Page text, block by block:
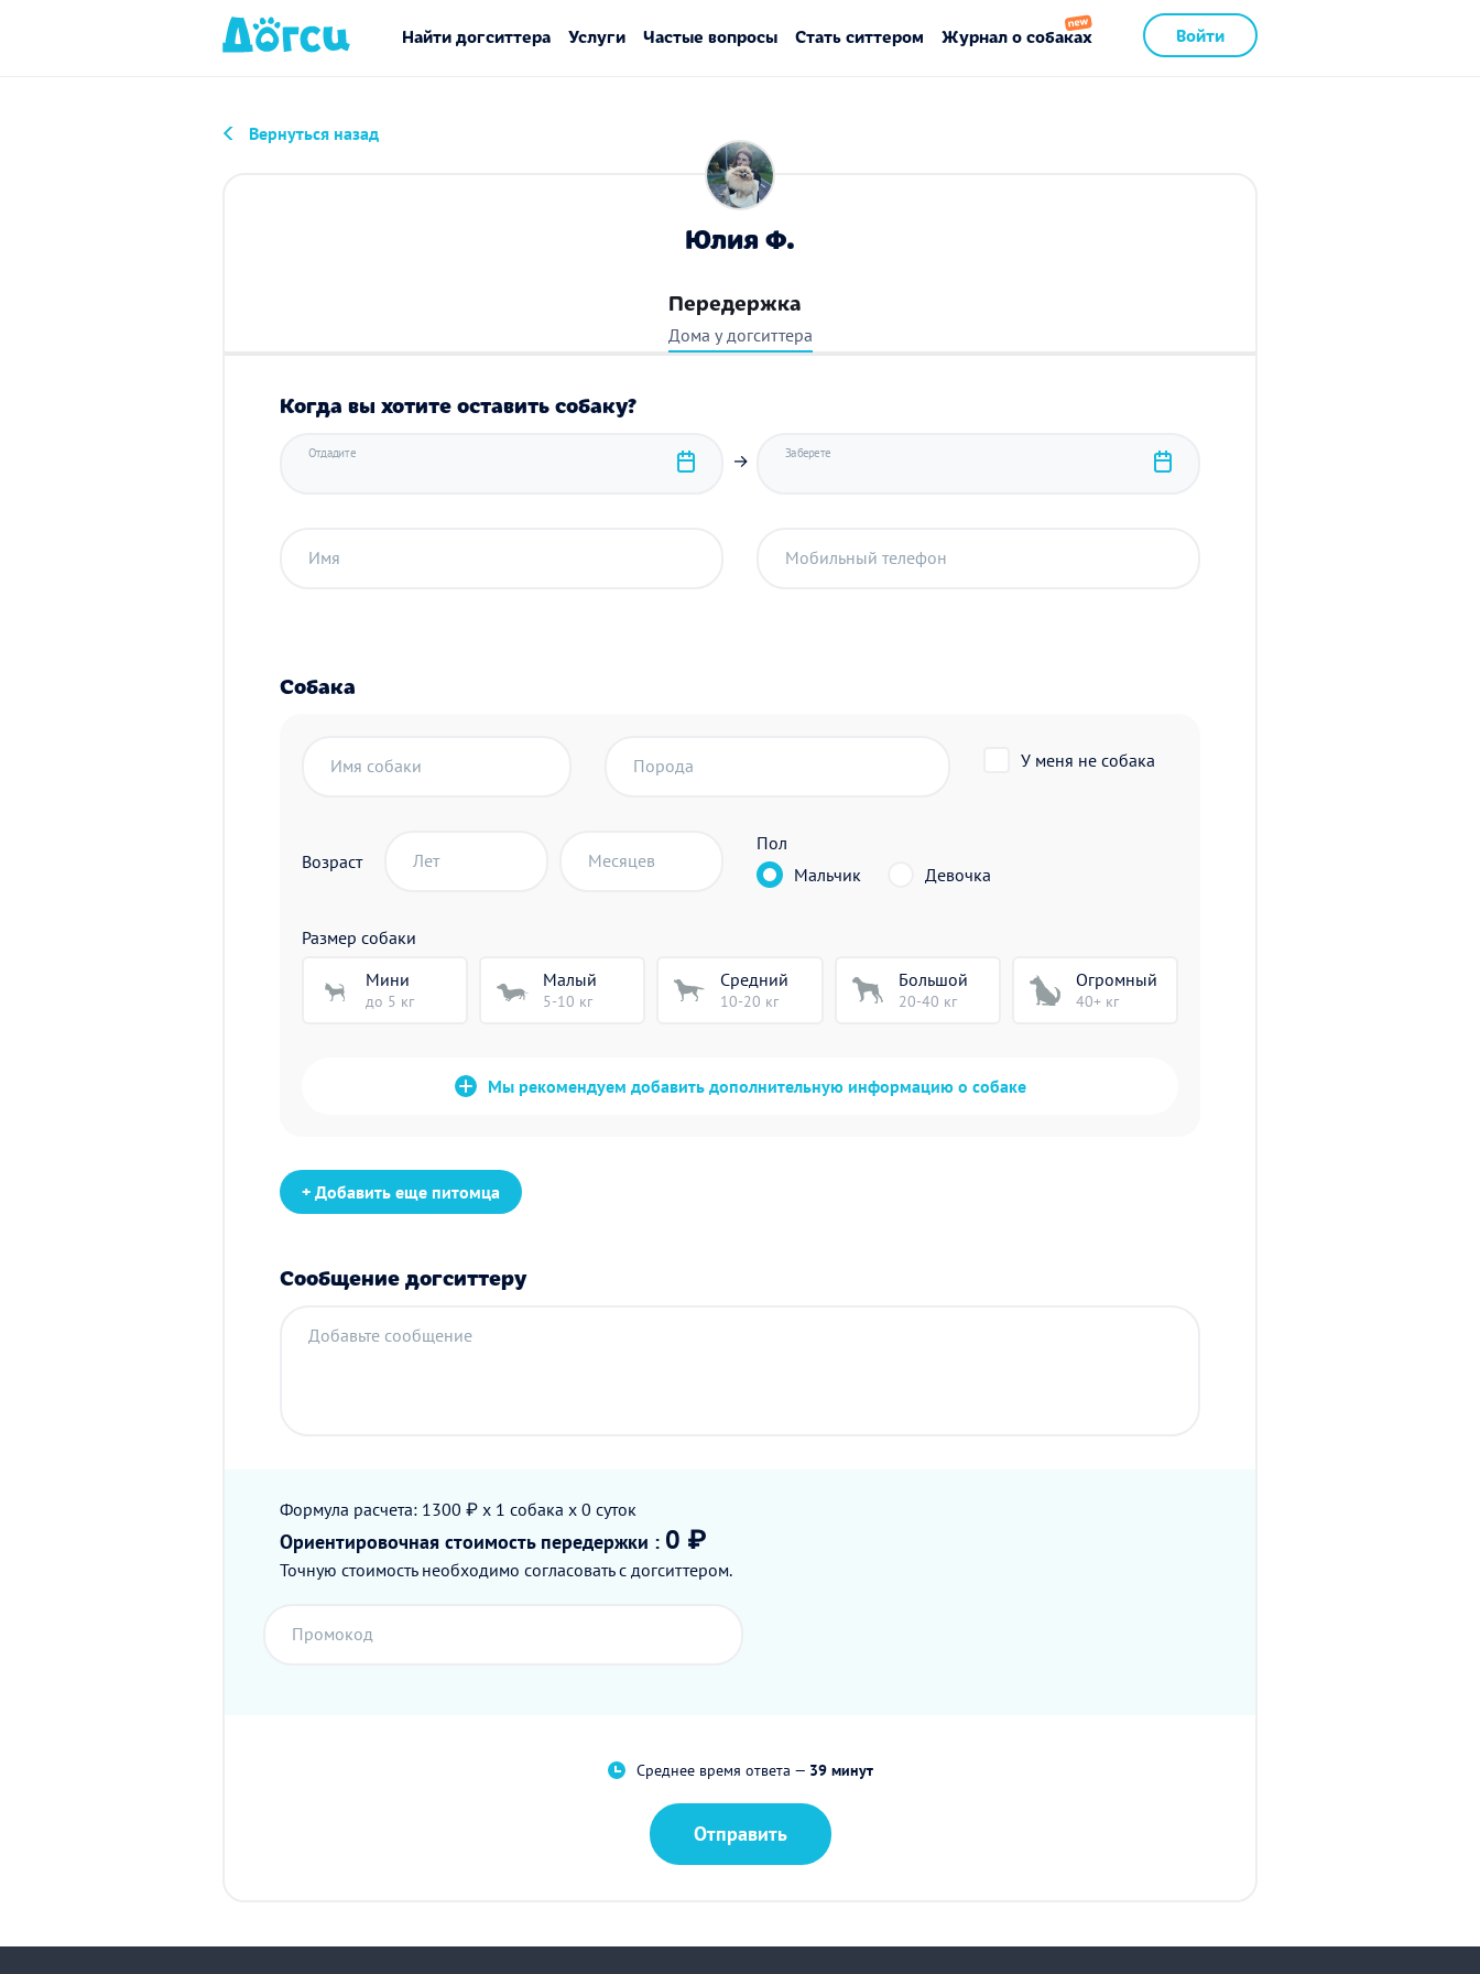
Войти
Найти догситтера Услуги Частые вопросы Стать ситтером Журнал о собаках
Вернуться назад
Юлия Ф.
Передержка
Дома у догситтера
Когда вы хотите оставить собаку?
Отдадите Заберете
Имя Мобильный телефон
Собака
Имя собаки Порода У меня не собака
Возраст Лет Месяцев
Пол
Мальчик
Девочка
Размер собаки
Мини
до 5 кг
Малый
5-10 кг
Средний
10-20 кг
Большой
20-40 кг
Огромный
40+ кг
Мы рекомендуем добавить дополнительную информацию о собаке
+ Добавить еще питомца
Сообщение догситтеру
Добавьте сообщение
Формула расчета: 1300 ₽ x 1 собака x 0 суток
Ориентировочная стоимость передержки : 0 ₽
Точную стоимость необходимо согласовать с догситтером.
Промокод
Среднее время ответа — 39 минут
Отправить